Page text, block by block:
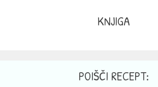
KNJIGA
POIŠČI RECEPT: